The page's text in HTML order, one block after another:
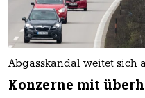
Abgasskandal weitet sich
Konzerne mit